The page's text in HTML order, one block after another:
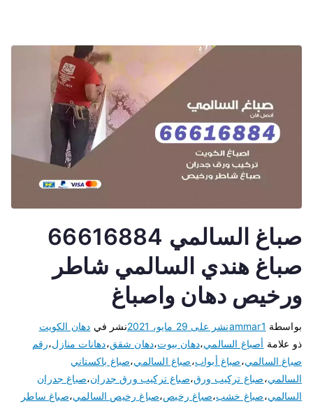
صباغ السالمي 66616884
صباغ هندي السالمي شاطر
ورخيص دهان واصباغ
بواسطة ammar1نشر على 29 مايو، 2021 نشر في دهان الكويت
ذو علامة أصباغ السالمي،دهان بيوت،دهان شقق،دهانات منازل،رقم
صباغ السالمي،صباغ أبواب،صباغ السالمي،صباغ باكستاني
السالمي،صباغ تركيب ورق،صباغ تركيب ورق جدران،صباغ جدران
السالمي،صباغ خشب،صباغ رخيص،صباغ رخيص السالمي،صباغ ساطر